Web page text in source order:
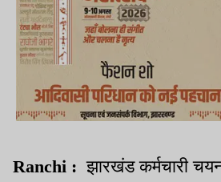
Ranchi :झारखंड कर्मचारी